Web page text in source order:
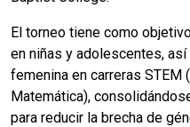
El torneo tiene como
en niñas y adolescentes,
femenina en carreras STEM
Matemática),
para reducir la brecha de